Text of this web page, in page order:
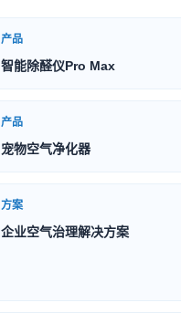
产品
智能除醛仪Pro Max
产品
宠物空气净化器
方案
企业空气治理解决方案